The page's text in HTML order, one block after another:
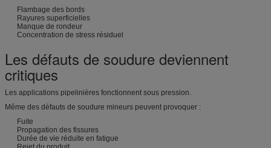
Flambage des bords
Rayures superficielles
Manque de rondeur
Concentration de stress résiduel
Les défauts de soudure deviennent
critiques
Les applications pipelinières fonctionnent sous pression.
Même des défauts de soudure mineurs peuvent provoquer :
Fuite
Propagation des fissures
Durée de vie réduite en fatigue